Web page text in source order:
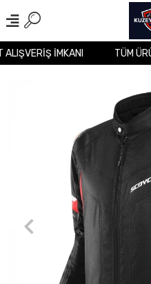
ALIŞVERİŞ İMKANI TÜM